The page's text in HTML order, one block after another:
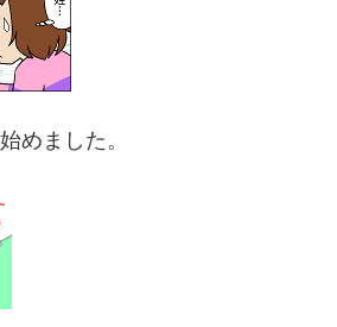
めました。